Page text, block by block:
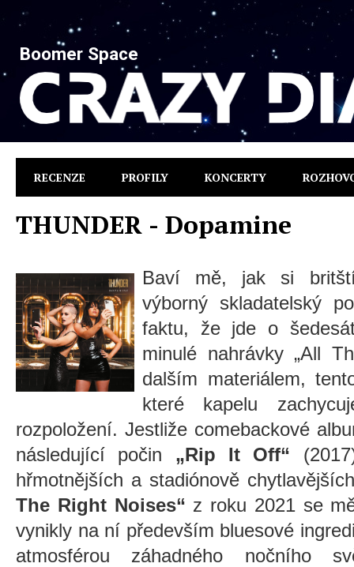
Boomer Space
RECENZE PROFILY KONCERTY
THUNDER - Dopamine
Baví mě, jak si
výborný skladatelský
faktu, že jde o
minulé nahrávky „All
dalším materiálem,
které kapelu
rozpoložení. Jestliže comebackové
následující počin „Rip It Off“
hřmotnějších a stadiónově
The Right Noises“ z roku 2021 se
vynikly na ní především bluesové
atmosférou záhadného nočního